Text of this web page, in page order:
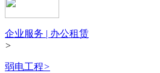
企业服务 | 办公租赁
>
弱电工程>